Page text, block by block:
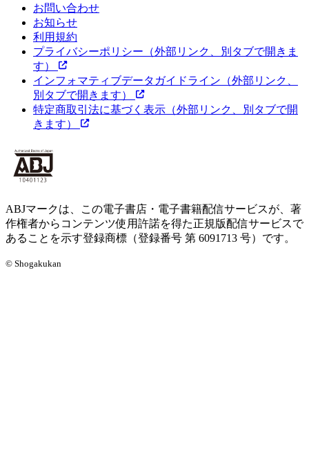
お問い合わせ
お知らせ
利用規約
プライバシーポリシー （外部リンク、別タブで開きま
す）
インフォマティブデータガイドライン （外部リンク、
別タブで開きます）
特定商取引法に基づく表示 （外部リンク、別タブで開
きます）
ABJマークは、この電子書店・電子書籍配信サービスが、著
作権者からコンテンツ使用許諾を得た正規版配信サービスで
あることを示す登録商標（登録番号 第 6091713 号）です。
© Shogakukan